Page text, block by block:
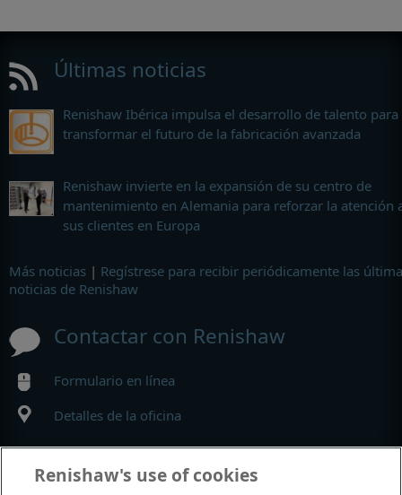
Últimas noticias
Renishaw Ibérica impulsa el desarrollo de talento para
transformar el futuro de la fabricación avanzada
Renishaw invierte en la expansión de su centro de
mantenimiento en Alemania para reforzar la atención
sus clientes en Europa
Más noticias | Regístrese para recibir periódicamente las
noticias de Renishaw
Contactar con Renishaw
Formulario en línea
Detalles de la oficina
MyRenishaw
Renishaw's use of cookies